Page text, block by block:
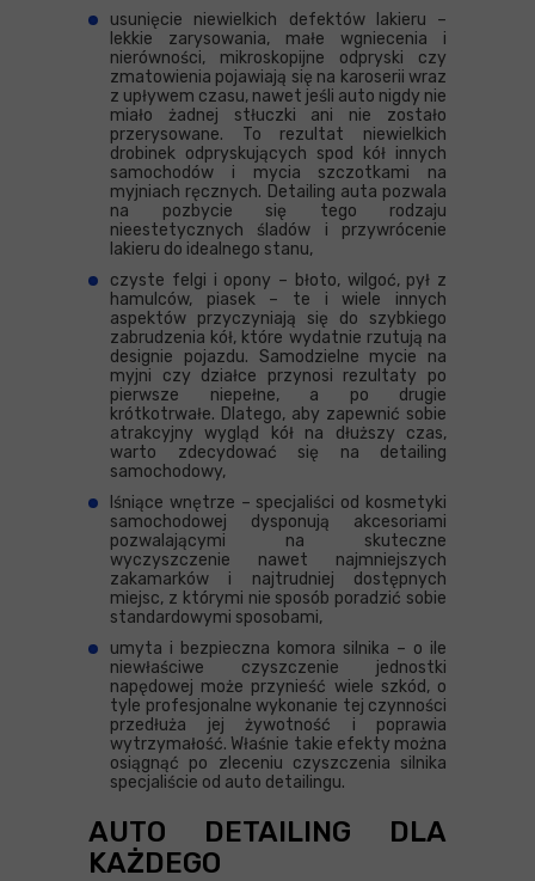
usunięcie niewielkich defektów lakieru –
lekkie zarysowania, małe wgniecenia i
nierówności, mikroskopijne odpryski czy
zmatowienia pojawiają się na karoserii wraz
z upływem czasu, nawet jeśli auto nigdy nie
miało żadnej stłuczki ani nie zostało
przerysowane. To rezultat niewielkich
drobinek odpryskujących spod kół innych
samochodów i mycia szczotkami na
myjniach ręcznych. Detailing auta pozwala
na pozbycie się tego rodzaju
nieestetycznych śladów i przywrócenie
lakieru do idealnego stanu,
czyste felgi i opony – błoto, wilgoć, pył z
hamulców, piasek – te i wiele innych
aspektów przyczyniają się do szybkiego
zabrudzenia kół, które wydatnie rzutują na
designie pojazdu. Samodzielne mycie na
myjni czy działce przynosi rezultaty po
pierwsze niepełne, a po drugie
krótkotrwałe. Dlatego, aby zapewnić sobie
atrakcyjny wygląd kół na dłuższy czas,
warto zdecydować się na detailing
samochodowy,
lśniące wnętrze – specjaliści od kosmetyki
samochodowej dysponują akcesoriami
pozwalającymi na skuteczne
wyczyszczenie nawet najmniejszych
zakamarków i najtrudniej dostępnych
miejsc, z którymi nie sposób poradzić sobie
standardowymi sposobami,
umyta i bezpieczna komora silnika – o ile
niewłaściwe czyszczenie jednostki
napędowej może przynieść wiele szkód, o
tyle profesjonalne wykonanie tej czynności
przedłuża jej żywotność i poprawia
wytrzymałość. Właśnie takie efekty można
osiągnąć po zleceniu czyszczenia silnika
specjaliście od auto detailingu.
AUTO DETAILING DLA
KAŻDEGO